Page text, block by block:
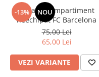
-13% NOU
Penar 1 compartiment
neechipat FC Barcelona
75,00 Lei
65,00 Lei
VEZI VARIANTE